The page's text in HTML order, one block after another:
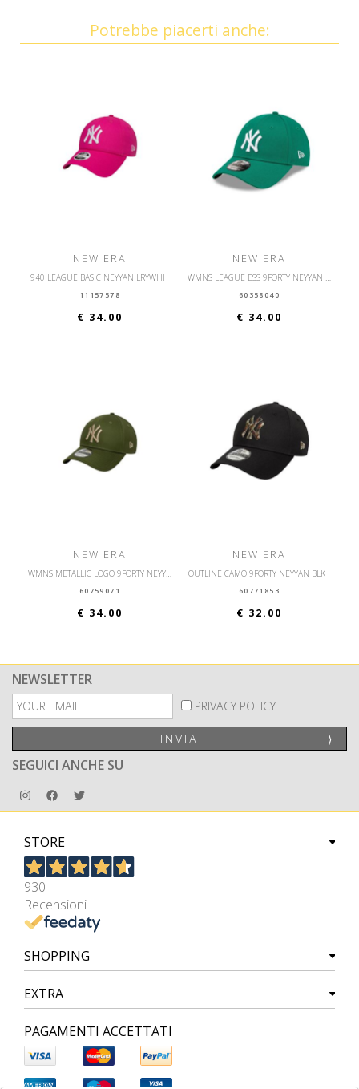
Potrebbe piacerti anche:
NEW ERA
940 LEAGUE BASIC NEYYAN LRYWHI
11157578
€ 34.00
NEW ERA
WMNS LEAGUE ESS 9FORTY NEYYAN KGRWHI
60358040
€ 34.00
NEW ERA
WMNS METALLIC LOGO 9FORTY NEYYAN BLKIPU
60759071
€ 34.00
NEW ERA
OUTLINE CAMO 9FORTY NEYYAN BLK
60771853
€ 32.00
NEWSLETTER
PRIVACY POLICY
INVIA ⟩
SEGUICI ANCHE SU
STORE
930
Recensioni
SHOPPING
EXTRA
PAGAMENTI ACCETTATI